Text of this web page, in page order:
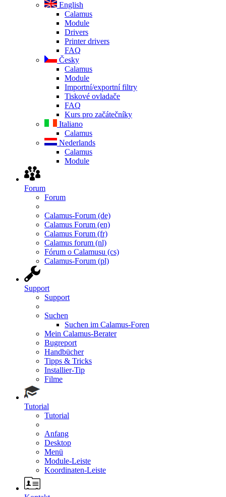
English
Calamus
Module
Drivers
Printer drivers
FAQ
Česky
Calamus
Module
Importní/exportní filtry
Tiskové ovladače
FAQ
Kurs pro začátečníky
Italiano
Calamus
Nederlands
Calamus
Module
Forum
Forum
Calamus-Forum (de)
Calamus Forum (en)
Calamus Forum (fr)
Calamus forum (nl)
Fórum o Calamusu (cs)
Calamus-Forum (pl)
Support
Support
Suchen
Suchen im Calamus-Foren
Mein Calamus-Berater
Bugreport
Handbücher
Tipps & Tricks
Installier-Tip
Filme
Tutorial
Tutorial
Anfang
Desktop
Menü
Module-Leiste
Koordinaten-Leiste